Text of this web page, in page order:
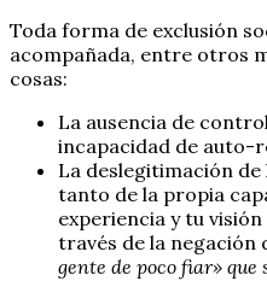
Toda forma de exclusión
acompañada, entre otros
cosas:
La ausencia de
incapacidad de auto-
La deslegitimación
tanto de la propia
experiencia y tu
través de la negación
gente de poco fiar» que